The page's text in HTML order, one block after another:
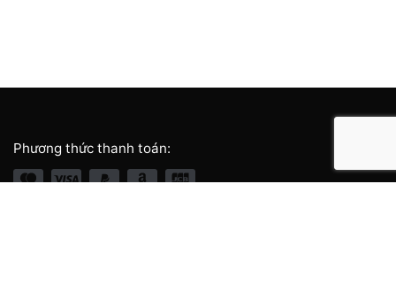
Phương thức thanh toán: